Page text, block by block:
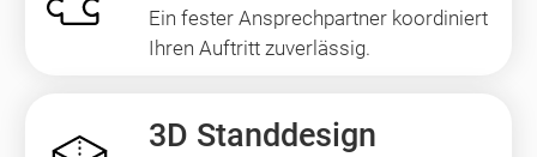
Ein fester Ansprechpartner koordiniert
Ihren Auftritt zuverlässig.
3D Standdesign